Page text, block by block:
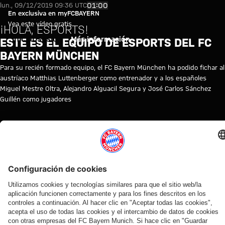
Este es el equipo de Esports
Reproducir vídeo
En exclusiva en myFCBAYERN
Vea este vídeo gratis
Iniciar sesión Más información
lun., 09/12/2019 09:36 UTC01:00
¡HOLA, ESPORTS!
ESTE ES EL EQUIPO DE ESPORTS DEL FC
BAYERN MÜNCHEN
Para su recién formado equipo, el FC Bayern München ha podido fichar al
austríaco Matthias Luttenberger como entrenador y a los españoles
Miguel Mestre Oltra, Alejandro Alguacil Segura y José Carlos Sánchez
Guillén como jugadores
TEMAS DE ESTE VÍDEO
VÍDEOS RELACIONADOS
Vídeo
VÍDEO
ENTRE
BASTIDORES
Así vivió el
FC Bayern
sus cuatro
días en Jeju
Vídeo
VÍDEO
Urbig,
ante
los
medios
en
Vídeo
AUDI
FOOTBALL
SUMMIT
Los
mejores
momentos
del partido
Vídeo
VÍDEO
Rueda
de
prensa
tras el
Audi
Football
Vídeo
VÍDEO
Entrevistas
del Audi
Football
Summit
contra el
Jeju SK
EN
VÍDEO
Tom
Bischof
y Aleks
Pavlović
nos
Entrevistas
con los
responsables
del FC
Bayern tras
el inicio del
Laimer,
atendiendo
a los
medios en
Jeju